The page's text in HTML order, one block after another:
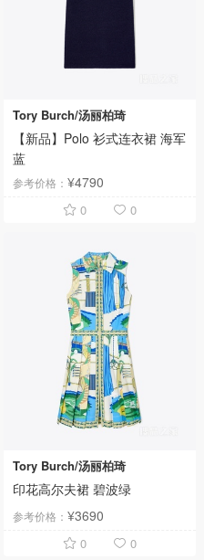
Tory Burch/汤丽柏琦
【新品】Polo 衫式连衣裙 海军
蓝
参考价格：¥4790
0 0
Tory Burch/汤丽柏琦
印花高尔夫裙 碧波绿
参考价格：¥3690
0 0